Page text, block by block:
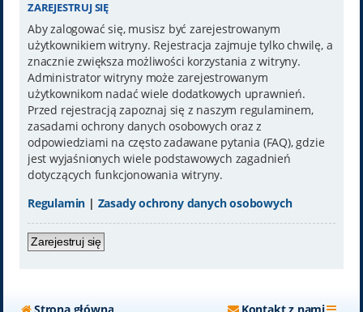
ZAREJESTRUJ SIĘ
Aby zalogować się, musisz być zarejestrowanym
użytkownikiem witryny. Rejestracja zajmuje tylko chwilę, a
znacznie zwiększa możliwości korzystania z witryny.
Administrator witryny może zarejestrowanym
użytkownikom nadać wiele dodatkowych uprawnień.
Przed rejestracją zapoznaj się z naszym regulaminem,
zasadami ochrony danych osobowych oraz z
odpowiedziami na często zadawane pytania (FAQ), gdzie
jest wyjaśnionych wiele podstawowych zagadnień
dotyczących funkcjonowania witryny.
Regulamin | Zasady ochrony danych osobowych
Zarejestruj się
Strona główna Kontakt z nami